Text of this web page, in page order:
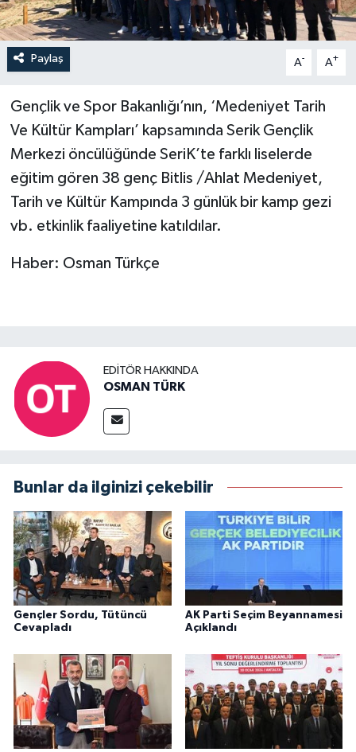
Paylaş A- A+
Gençlik ve Spor Bakanlığı’nın, ‘Medeniyet Tarih
Ve Kültür Kampları’ kapsamında Serik Gençlik
Merkezi öncülüğünde SeriK’te farklı liselerde
eğitim gören 38 genç Bitlis /Ahlat Medeniyet,
Tarih ve Kültür Kampında 3 günlük bir kamp gezi
vb. etkinlik faaliyetine katıldılar.
Haber: Osman Türkçe
EDITÖR HAKKINDA
OSMAN TÜRK
Bunlar da ilginizi çekebilir
Gençler Sordu, Tütüncü
Cevapladı
AK Parti Seçim Beyannamesi
Açıklandı